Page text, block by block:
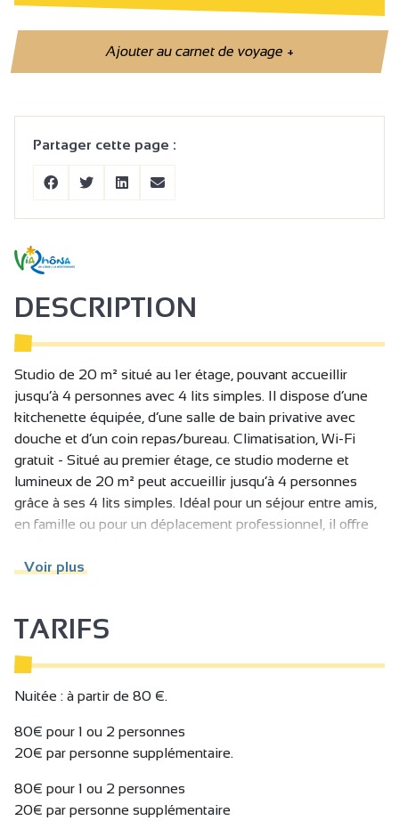
Ajouter au carnet de voyage+
Partager cette page :
DESCRIPTION
Studio de 20 m² situé au 1er étage, pouvant accueillir
jusqu’à 4 personnes avec 4 lits simples. Il dispose d’une
kitchenette équipée, d’une salle de bain privative avec
douche et d’un coin repas/bureau. Climatisation, Wi-Fi
gratuit - Situé au premier étage, ce studio moderne et
lumineux de 20 m² peut accueillir jusqu’à 4 personnes
grâce à ses 4 lits simples. Idéal pour un séjour entre amis,
en famille ou pour un déplacement professionnel, il offre
Le studio dispose d’une kitchenette équipée (plaques de
privative avec douche, WC, sèche-cheveux, chauffe-
serviette et chauffage soufflant.
Côté confort : Wi-Fi gratuit, télévision, climatisation, double
vitrage pour un séjour au calme, ainsi qu’une table pouvant
Sa décoration contemporaine et son agencement
fonctionnel en font un espace agréable, parfaitement
adapté aux séjours de courte ou moyenne durée.
Que vous soyez en étape sur la ViaRhôna, en mission
Voir plus
TARIFS
Nuitée : à partir de 80 €.
80€ pour 1 ou 2 personnes
20€ par personne supplémentaire.
80€ pour 1 ou 2 personnes
20€ par personne supplémentaire